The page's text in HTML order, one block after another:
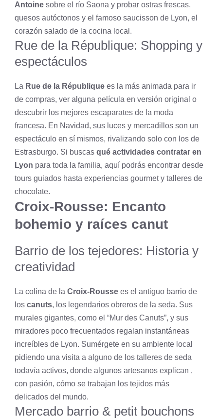
Antoine sobre el río Saona y probar ostras frescas,
quesos autóctonos y el famoso saucisson de Lyon, el
corazón salado de la cocina local.
Rue de la République: Shopping y
espectáculos
La Rue de la République es la más animada para ir
de compras, ver alguna película en versión original o
descubrir los mejores escaparates de la moda
francesa. En Navidad, sus luces y mercadillos son un
espectáculo en sí mismos, rivalizando solo con los de
Estrasburgo. Si buscas qué actividades contratar en
Lyon para toda la familia, aquí podrás encontrar desde
tours guiados hasta experiencias gourmet y talleres de
chocolate.
Croix-Rousse: Encanto
bohemio y raíces canut
Barrio de los tejedores: Historia y
creatividad
La colina de la Croix-Rousse es el antiguo barrio de
los canuts, los legendarios obreros de la seda. Sus
murales gigantes, como el “Mur des Canuts”, y sus
miradores poco frecuentados regalan instantáneas
increíbles de Lyon. Sumérgete en su ambiente local
pidiendo una visita a alguno de los talleres de seda
todavía activos, donde algunos artesanos explican ,
con pasión, cómo se trabajan los tejidos más
delicados del mundo.
Mercado barrio & petit bouchons